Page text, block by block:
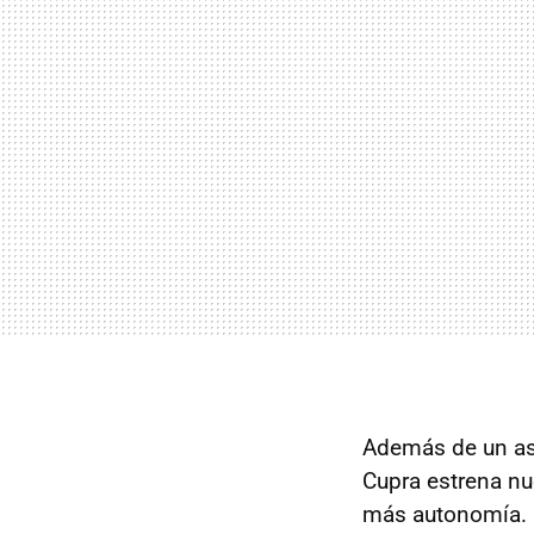
Además de un
Cupra estrena
más autonomía.